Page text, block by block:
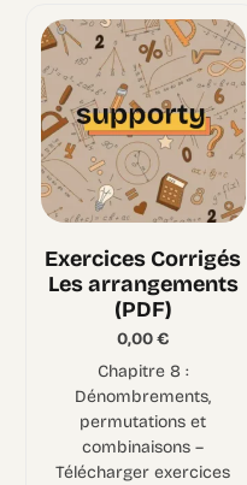
Exercices Corrigés
Les arrangements
(PDF)
0,00€
Chapitre 8 :
Dénombrements,
permutations et
combinaisons –
Télécharger exercices